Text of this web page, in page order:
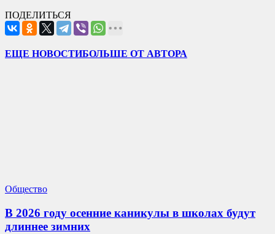
ПОДЕЛИТЬСЯ
ЕЩЕ НОВОСТИБОЛЬШЕ ОТ АВТОРА
Общество
В 2026 году осенние каникулы в школах будут
длиннее зимних